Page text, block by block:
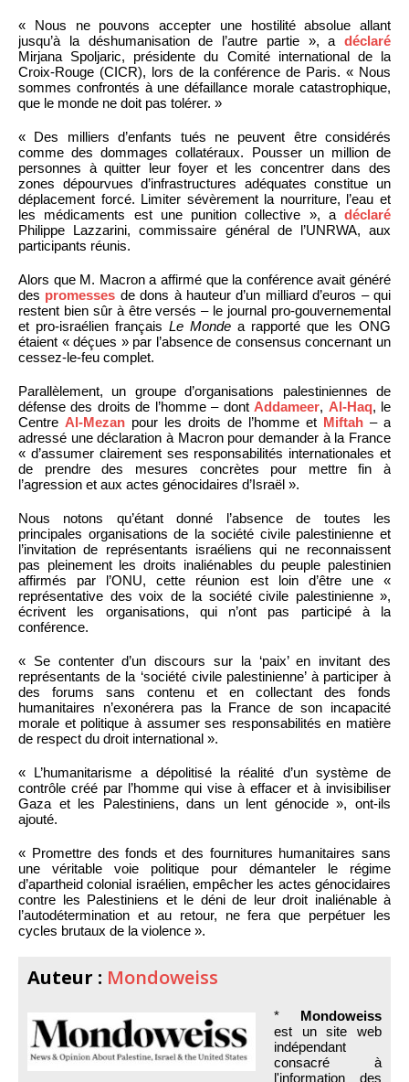
« Nous ne pouvons accepter une hostilité absolue allant
jusqu’à la déshumanisation de l’autre partie », a déclaré
Mirjana Spoljaric, présidente du Comité international de la
Croix-Rouge (CICR), lors de la conférence de Paris. « Nous
sommes confrontés à une défaillance morale catastrophique,
que le monde ne doit pas tolérer. »
« Des milliers d’enfants tués ne peuvent être considérés
comme des dommages collatéraux. Pousser un million de
personnes à quitter leur foyer et les concentrer dans des
zones dépourvues d’infrastructures adéquates constitue un
déplacement forcé. Limiter sévèrement la nourriture, l’eau et
les médicaments est une punition collective », a déclaré
Philippe Lazzarini, commissaire général de l’UNRWA, aux
participants réunis.
Alors que M. Macron a affirmé que la conférence avait généré
des promesses de dons à hauteur d’un milliard d’euros – qui
restent bien sûr à être versés – le journal pro-gouvernemental
et pro-israélien français Le Monde a rapporté que les ONG
étaient « déçues » par l’absence de consensus concernant un
cessez-le-feu complet.
Parallèlement, un groupe d’organisations palestiniennes de
défense des droits de l’homme – dont Addameer, Al-Haq, le
Centre Al-Mezan pour les droits de l’homme et Miftah – a
adressé une déclaration à Macron pour demander à la France
« d’assumer clairement ses responsabilités internationales et
de prendre des mesures concrètes pour mettre fin à
l’agression et aux actes génocidaires d’Israël ».
Nous notons qu’étant donné l’absence de toutes les
principales organisations de la société civile palestinienne et
l’invitation de représentants israéliens qui ne reconnaissent
pas pleinement les droits inaliénables du peuple palestinien
affirmés par l’ONU, cette réunion est loin d’être une «
représentative des voix de la société civile palestinienne »,
écrivent les organisations, qui n’ont pas participé à la
conférence.
« Se contenter d’un discours sur la ‘paix’ en invitant des
représentants de la ‘société civile palestinienne’ à participer à
des forums sans contenu et en collectant des fonds
humanitaires n’exonérera pas la France de son incapacité
morale et politique à assumer ses responsabilités en matière
de respect du droit international ».
« L’humanitarisme a dépolitisé la réalité d’un système de
contrôle créé par l’homme qui vise à effacer et à invisibiliser
Gaza et les Palestiniens, dans un lent génocide », ont-ils
ajouté.
« Promettre des fonds et des fournitures humanitaires sans
une véritable voie politique pour démanteler le régime
d’apartheid colonial israélien, empêcher les actes génocidaires
contre les Palestiniens et le déni de leur droit inaliénable à
l’autodétermination et au retour, ne fera que perpétuer les
cycles brutaux de la violence ».
Auteur : Mondoweiss
* Mondoweiss
est un site web
indépendant
consacré à
l'information des